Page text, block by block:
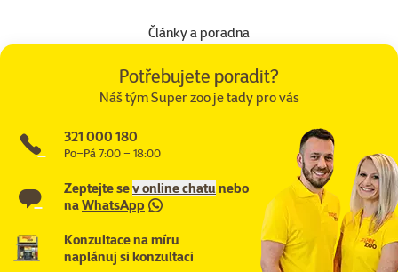
Články a poradna
Potřebujete poradit?
Náš tým Super zoo je tady pro vás
321 000 180
Po–Pá 7:00 – 18:00
Zeptejte sev online chatunebo
naWhatsApp
Konzultace na míru
naplánuj si konzultaci